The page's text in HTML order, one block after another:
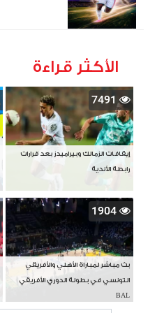
الأكثر قراءة
7491
إيقافات الزمالك وبيراميدز بعد قرارات
رابطة الأندية
1904
بث مباشر لمباراة الأهلي والأفريقي
التونسي في بطولة الدوري الأفريقي
BAL